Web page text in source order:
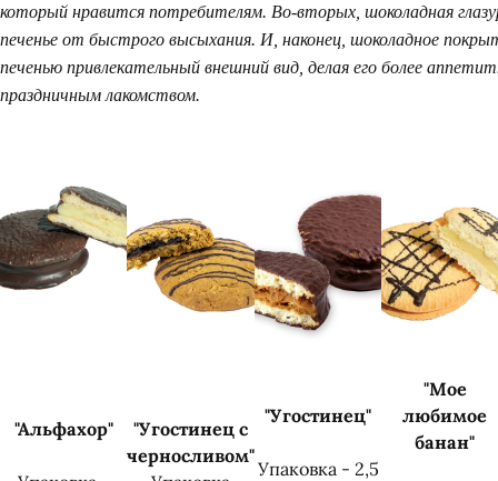
который нравится потребителям. Во-вторых, шоколадная
печенье от быстрого высыхания. И, наконец, шоколадное
печенью привлекательный внешний вид, делая его более
праздничным лакомством.
"Альфахор"
"Угостинец с
черносливом"
"Угостинец"
Упаковка - 2,5
"Мое
любимое
банан"
Согласен с
политикой обработки
персональных данных
моб. версия